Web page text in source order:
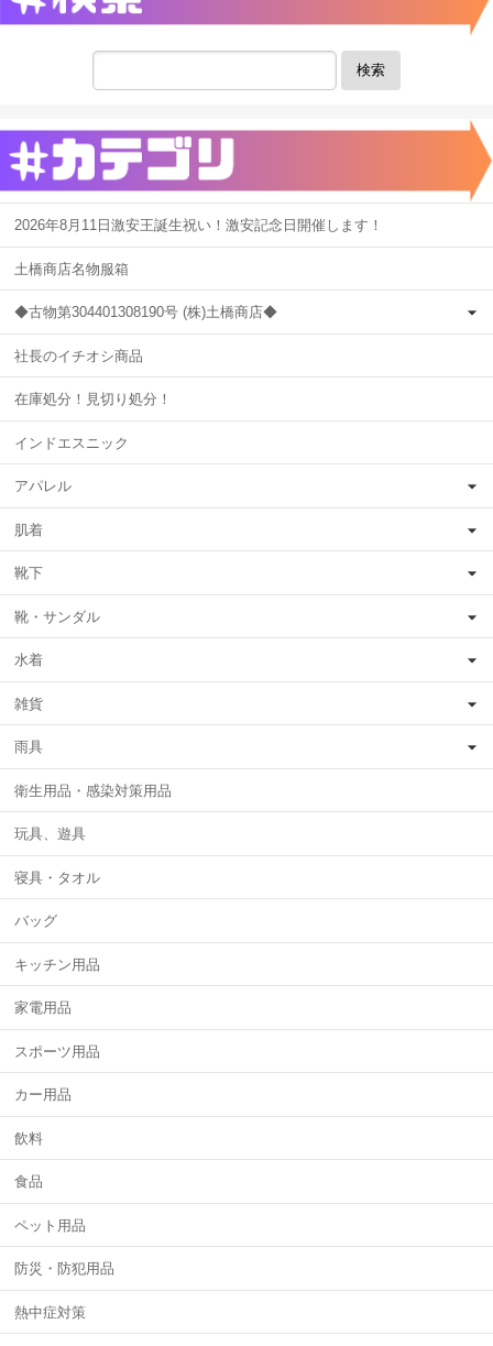
検索
2026年8月11日激安王誕生祝い！激安記念日開催します！
土橋商店名物服箱
◆古物第304401308190号 (株)土橋商店◆
社長のイチオシ商品
在庫処分！見切り処分！
インドエスニック
アパレル
肌着
靴下
靴・サンダル
水着
雑貨
雨具
衛生用品・感染対策用品
玩具、遊具
寝具・タオル
バッグ
キッチン用品
家電用品
スポーツ用品
カー用品
飲料
食品
ペット用品
防災・防犯用品
熱中症対策